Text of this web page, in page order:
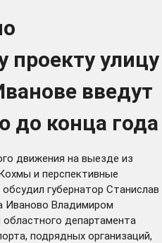
проекту улицу
введут
до конца года
движения на выезде из
и перспективные
губернатор Станислав
Иваново Владимиром
департамента
подрядных организаций,